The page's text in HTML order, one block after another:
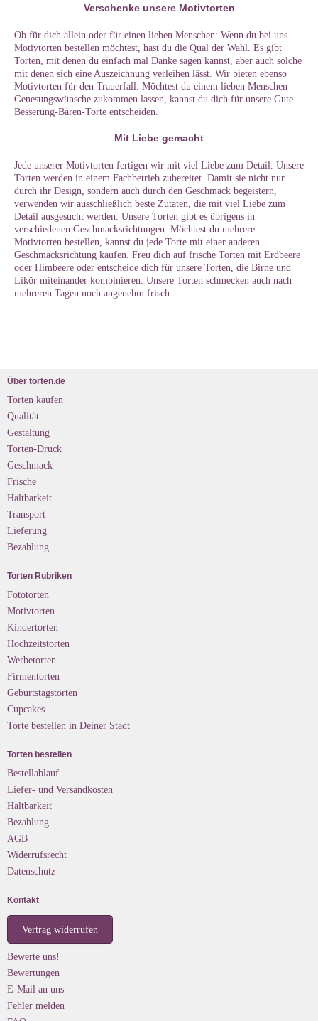
Verschenke unsere Motivtorten
Ob für dich allein oder für einen lieben Menschen: Wenn du bei uns
Motivtorten bestellen möchtest, hast du die Qual der Wahl. Es gibt
Torten, mit denen du einfach mal Danke sagen kannst, aber auch solche
mit denen sich eine Auszeichnung verleihen lässt. Wir bieten ebenso
Motivtorten für den Trauerfall. Möchtest du einem lieben Menschen
Genesungswünsche zukommen lassen, kannst du dich für unsere Gute-
Besserung-Bären-Torte entscheiden.
Mit Liebe gemacht
Jede unserer Motivtorten fertigen wir mit viel Liebe zum Detail. Unsere
Torten werden in einem Fachbetrieb zubereitet. Damit sie nicht nur
durch ihr Design, sondern auch durch den Geschmack begeistern,
verwenden wir ausschließlich beste Zutaten, die mit viel Liebe zum
Detail ausgesucht werden. Unsere Torten gibt es übrigens in
verschiedenen Geschmacksrichtungen. Möchtest du mehrere
Motivtorten bestellen, kannst du jede Torte mit einer anderen
Geschmacksrichtung kaufen. Freu dich auf frische Torten mit Erdbeere
oder Himbeere oder entscheide dich für unsere Torten, die Birne und
Likör miteinander kombinieren. Unsere Torten schmecken auch nach
mehreren Tagen noch angenehm frisch.
Über torten.de
Torten kaufen
Qualität
Gestaltung
Torten-Druck
Geschmack
Frische
Haltbarkeit
Transport
Lieferung
Bezahlung
Torten Rubriken
Fototorten
Motivtorten
Kindertorten
Hochzeitstorten
Werbetorten
Firmentorten
Geburtstagstorten
Cupcakes
Torte bestellen in Deiner Stadt
Torten bestellen
Bestellablauf
Liefer- und Versandkosten
Haltbarkeit
Bezahlung
AGB
Widerrufsrecht
Datenschutz
Kontakt
Vertrag widerrufen
Bewerte uns!
Bewertungen
E-Mail an uns
Fehler melden